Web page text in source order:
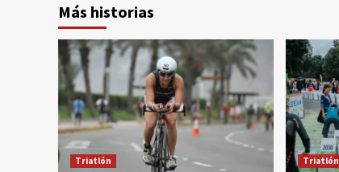
Más historias
Triatlón Triatlón